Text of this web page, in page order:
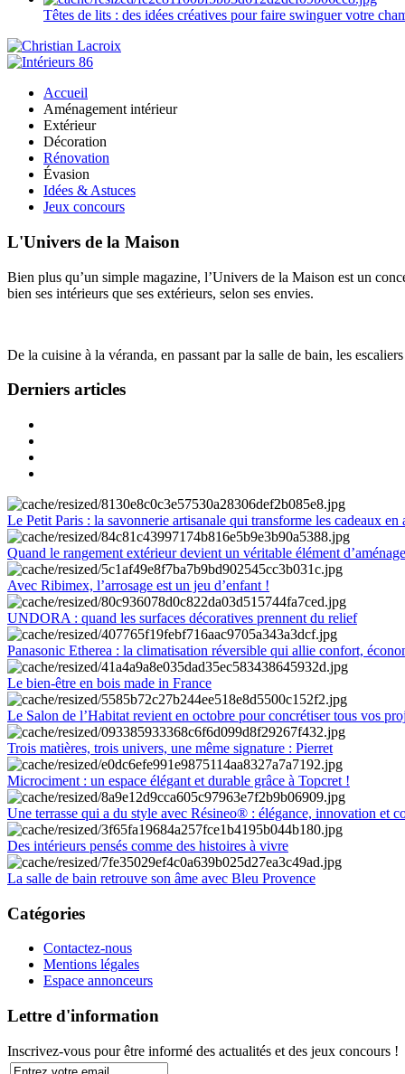
Têtes de lits : des idées créatives pour faire swinguer votre
Accueil
Aménagement intérieur
Extérieur
Décoration
Rénovation
Évasion
Idées & Astuces
Jeux concours
L'Univers de la Maison
Bien plus qu’un simple magazine, l’Univers de la Maison est un
bien ses intérieurs que ses extérieurs, selon ses envies.
De la cuisine à la véranda, en passant par la salle de bain, les
Derniers articles
Le Petit Paris : la savonnerie artisanale qui transforme les cadeaux en
Quand le rangement extérieur devient un véritable élément
Avec Ribimex, l’arrosage est un jeu d’enfant !
UNDORA : quand les surfaces décoratives prennent du relief
Panasonic Etherea : la climatisation réversible qui allie confort,
Le bien-être en bois made in France
Le Salon de l’Habitat revient en octobre pour concrétiser tous vos
Trois matières, trois univers, une même signature : Pierret
Microciment : un espace élégant et durable grâce à Topcret !
Une terrasse qui a du style avec Résineo® : élégance, innovation et
Des intérieurs pensés comme des histoires à vivre
La salle de bain retrouve son âme avec Bleu Provence
Catégories
Contactez-nous
Mentions légales
Espace annonceurs
Lettre d'information
Inscrivez-vous pour être informé des actualités et des jeux concours !